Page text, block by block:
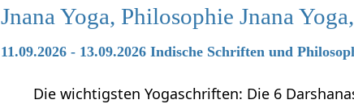
Jnana Yoga, Philosophie Jnana
11.09.2026 - 13.09.2026 Indische Schriften und
Die wichtigsten Yogaschriften: Die 6